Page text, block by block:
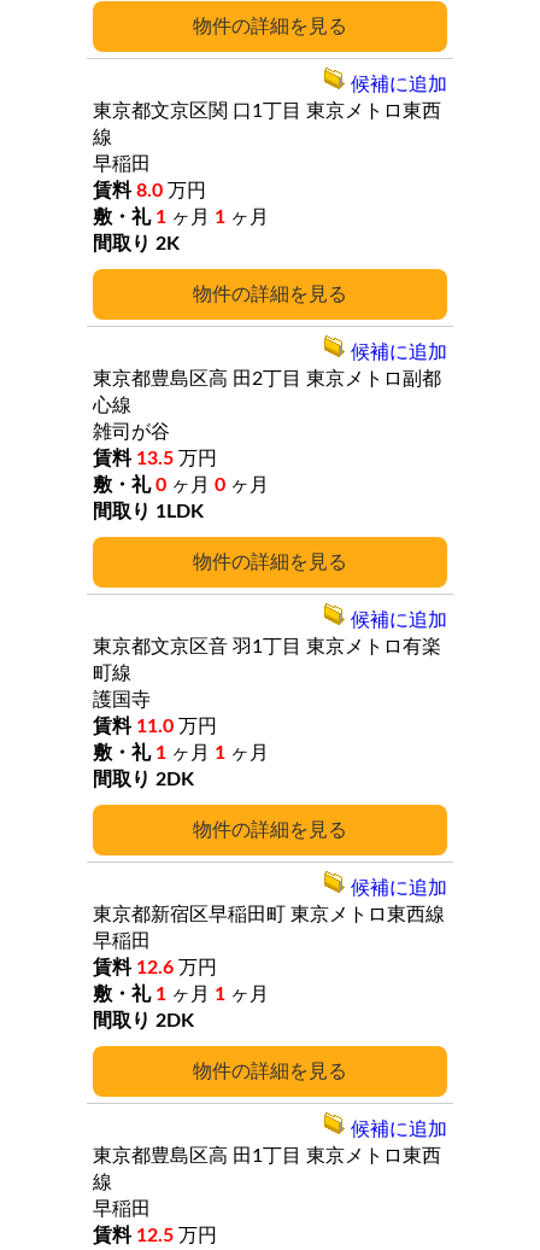
詳細
詳細
東京都文京区関 口1丁目 東京メトロ東西
線
早稲田
8.0 万円
1 ヶ月 1 ヶ月
2K
候補に追加
詳細
東京都豊島区高 田2丁目 東京メトロ副都
心線
雑司が谷
13.5 万円
0 ヶ月 0 ヶ月
1LDK
候補に追加
詳細
東京都文京区音 羽1丁目 東京メトロ有楽
町線
護国寺
11.0 万円
1 ヶ月 1 ヶ月
2DK
候補に追加
詳細
東京都新宿区早稲田町 東京メトロ東西線
早稲田
12.6 万円
1 ヶ月 1 ヶ月
2DK
候補に追加
東京都豊島区高 田1丁目 東京メトロ東西
線
早稲田
12.5 万円
候補に追加